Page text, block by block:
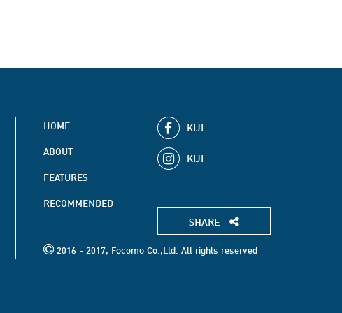
HOME
ABOUT
FEATURES
RECOMMENDED
KIJI
KIJI
SHARE
2016 - 2017, Focomo Co.,Ltd. All rights reserved